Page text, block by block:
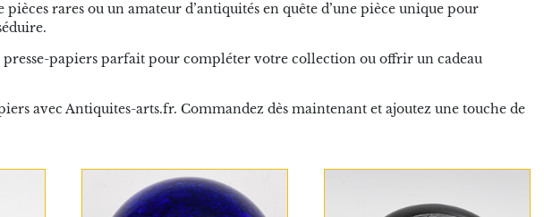
rares ou un amateur d’antiquités en quête d’une pièce unique pour
papiers parfait pour compléter votre collection ou offrir un cadeau
avec Antiquites-arts.fr. Commandez dès maintenant et ajoutez une touche de